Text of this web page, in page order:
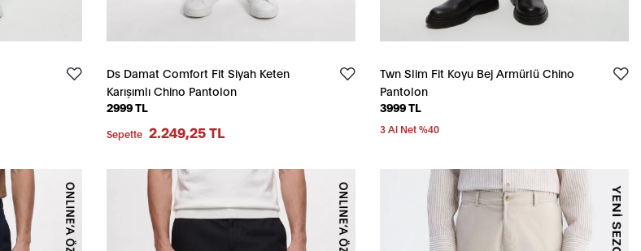
Ds Damat Comfort Fit Siyah Keten
Karışımlı Chino Pantolon
2999 TL
Sepette 2.249,25 TL
Twn Slim Fit Koyu Bej Armürlü Chino
Pantolon
3999 TL
3 Al Net %40